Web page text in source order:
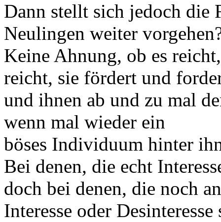
Dann stellt sich jedoch die
Neulingen weiter
Keine Ahnung, ob es
reicht, sie fördert und
und ihnen ab und zu mal
wenn mal wieder ein
böses Individuum hinter
Bei denen, die echt
doch bei denen, die noch
Interesse oder